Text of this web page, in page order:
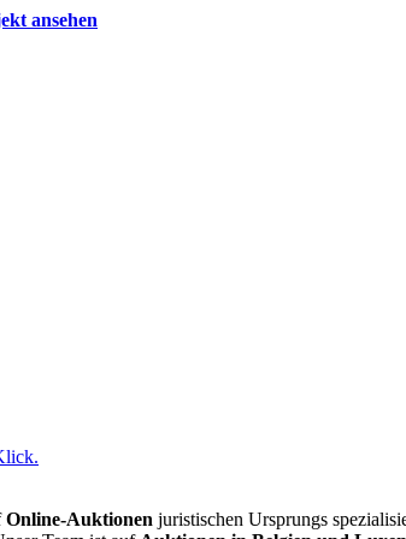
ansehen
Online-Auktionen juristischen Ursprungs